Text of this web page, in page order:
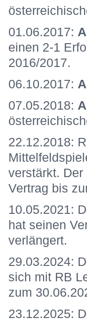
01.06.2017:
einen 2-1
2016/2017.
06.10.2017:
07.05.2018:
22.12.2018:
verstärkt.
Vertrag bis
10.05.2021:
hat seinen
verlängert.
29.03.2024:
sich mit RB
zum
23.12.2025: